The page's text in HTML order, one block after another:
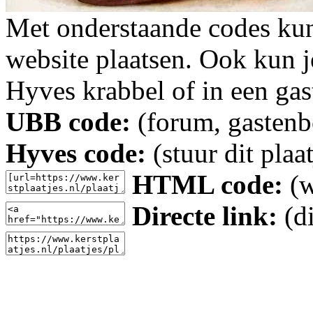
Met onderstaande codes
website plaatsen. Ook kun
Hyves krabbel of in een
UBB code: (forum,
Hyves code: (stuur dit
HTML code:
Directe link: